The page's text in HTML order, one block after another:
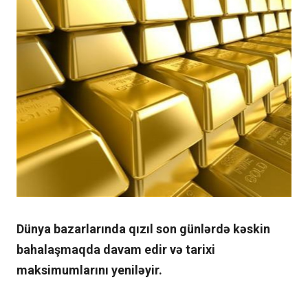
Dünya bazarlarında qızıl son günlərdə kəskin
bahalaşmaqda davam edir və tarixi
maksimumlarını yeniləyir.